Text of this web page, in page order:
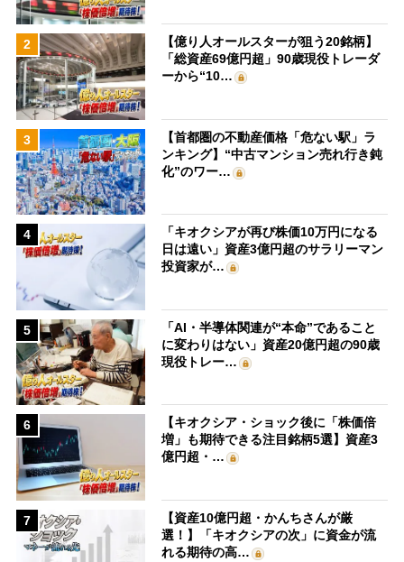
2
【億り人オールスターが狙う20銘柄】
「総資産69億円超」90歳現役トレーダ
ーから“10…
3
【首都圏の不動産価格「危ない駅」ラ
ンキング】“中古マンション売れ行き鈍
化”のワー…
4
「キオクシアが再び株価10万円になる
日は遠い」資産3億円超のサラリーマン
投資家が…
5
「AI・半導体関連が“本命”であること
に変わりはない」資産20億円超の90歳
現役トレー…
6
【キオクシア・ショック後に「株価倍
増」も期待できる注目銘柄5選】資産3
億円超・…
7
【資産10億円超・かんちさんが厳
選！】「キオクシアの次」に資金が流
れる期待の高…